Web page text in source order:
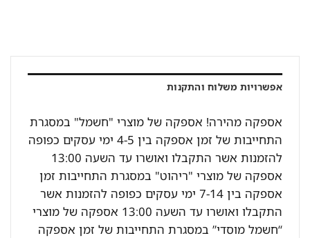
אפשרויות משלוח והתקנות
אספקה מהירה! אספקה של מוצרי "חשמל" במסגרת
התחייבות של זמן אספקה בין 4-5 ימי עסקים כפופה
להזמנות אשר התקבלו ואושרו עד השעה 13:00
אספקה של מוצרי "ריהוט" במסגרת התחייבות זמן
אספקה בין 7-14 ימי עסקים כפופה להזמנות אשר
התקבלו ואושרו עד השעה 13:00 אספקה של מוצרי
“חשמל מוסדי” במסגרת התחייבות של זמן אספקה